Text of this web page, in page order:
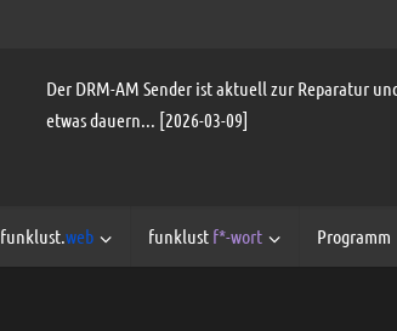
Der DRM-AM Sender ist aktuell zur Reparatur
etwas dauern... [2026-03-09]
funklust.web funklust f*-wort Programm